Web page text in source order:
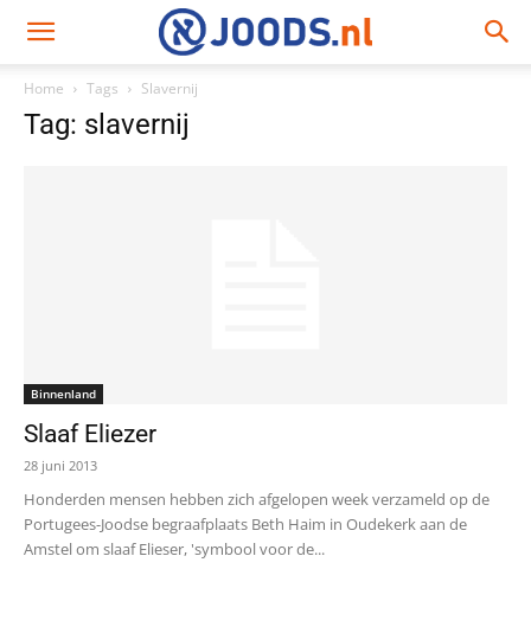
Home Tags Slavernij
Tag: slavernij
Binnenland
Slaaf Eliezer
28 juni 2013
Honderden mensen hebben zich afgelopen week verzameld op de
Portugees-Joodse begraafplaats Beth Haim in Oudekerk aan de
Amstel om slaaf Elieser, 'symbool voor de...